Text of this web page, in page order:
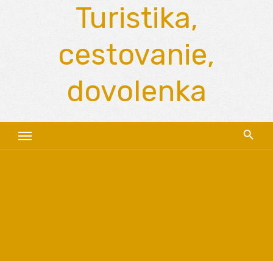
Turistika,
cestovanie,
dovolenka